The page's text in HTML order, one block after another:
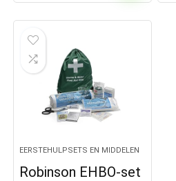
EERSTEHULPSETS EN MIDDELEN
Robinson EHBO-set